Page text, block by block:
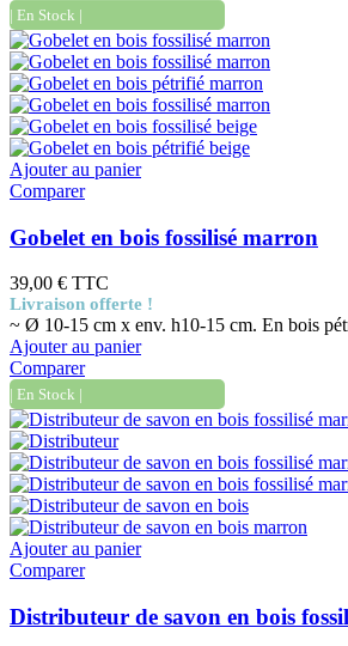
| En Stock |
Ajouter au panier
Comparer
Gobelet en bois fossilisé marron
39,00 € TTC
Livraison offerte !
~ Ø 10-15 cm x env. h10-15 cm. En bois
Ajouter au panier
Comparer
| En Stock |
Ajouter au panier
Comparer
Distributeur de savon en bois